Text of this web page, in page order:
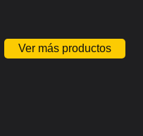
Ver más productos